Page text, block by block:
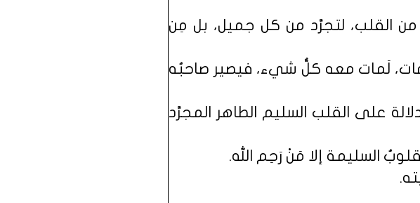
من القلب، لتجرَّد من كل جميل، بل مِن
مات، لَمات معه كلُّ شيء، فيصير صاحبُه
على القلب السليم الطاهر المجرَّد
السليمة إلا مَنْ رَحِم الله.